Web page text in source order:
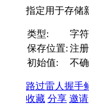
指定用于存储
类型:
字
保存位置: 注
初始值:
不
路过雷人 握手
收藏 分享 邀请